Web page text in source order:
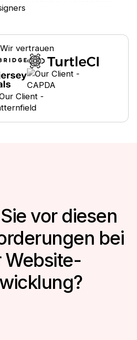
Wir vertrauen
vor diesen
bei
Website-